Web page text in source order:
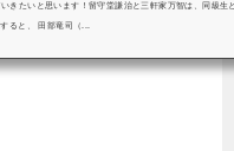
きたいと思います！留守堂謙治と三軒家万智は、同級生
ると、 田部竜司（...